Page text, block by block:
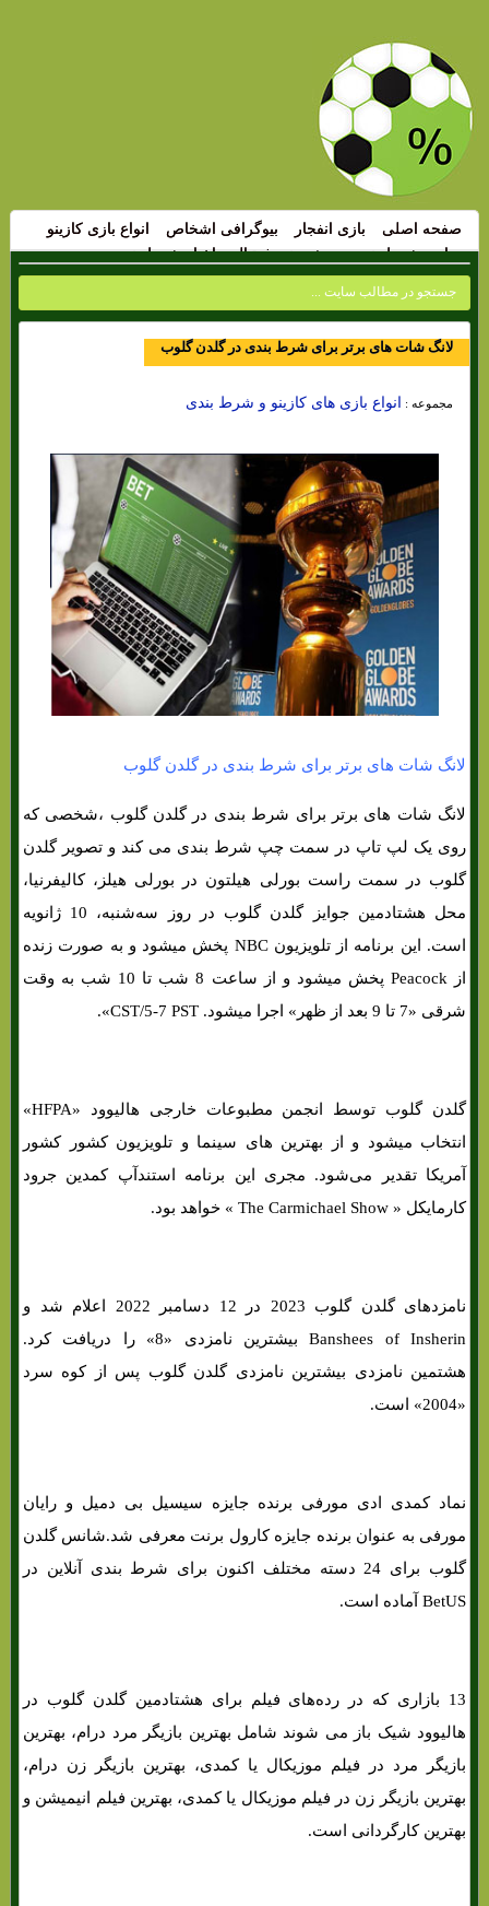
صفحه اصلی بازی انفجار بیوگرافی اشخاص
انواع بازی کازینو
سایت شرط بندی
پیش بینی فوتبال اخبار شرط بندی
لانگ شات های برتر برای شرط بندی در گلدن گلوب
مجموعه : انواع بازی های کازینو و شرط بندی
لانگ شات های برتر برای شرط بندی در گلدن گلوب
لانگ شات های برتر برای شرط بندی در گلدن گلوب ،شخصی که
روی یک لپ تاپ در سمت چپ شرط بندی می کند و تصویر گلدن
گلوب در سمت راست بورلی هیلتون در بورلی هیلز، کالیفرنیا،
محل هشتادمین جوایز گلدن گلوب در روز سه‌شنبه، 10 ژانویه
است. این برنامه از تلویزیون NBC پخش میشود و به صورت زنده
از Peacock پخش میشود و از ساعت 8 شب تا 10 شب به وقت
شرقی «7 تا 9 بعد از ظهر» اجرا میشود. CST/5-7 PST».
گلدن گلوب توسط انجمن مطبوعات خارجی هالیوود «HFPA»
انتخاب میشود و از بهترین های‌ سینما و تلویزیون کشور کشور
آمریکا تقدیر می‌شود. مجری این برنامه استندآپ کمدین جرود
کارمایکل « The Carmichael Show » خواهد بود.
نامزدهای گلدن گلوب 2023 در 12 دسامبر 2022 اعلام شد و
Banshees of Insherin بیشترین نامزدی «8» را دریافت کرد.
هشتمین نامزدی بیشترین نامزدی گلدن گلوب پس از کوه سرد
«2004» است.
نماد کمدی ادی مورفی برنده جایزه سیسیل بی دمیل و رایان
مورفی به عنوان برنده جایزه کارول برنت معرفی شد.شانس گلدن
گلوب برای 24 دسته مختلف اکنون برای شرط بندی آنلاین در
BetUS آماده است.
13 بازاری که در رده‌های‌ فیلم برای هشتادمین گلدن گلوب در
هالیوود شیک باز می شوند شامل بهترین بازیگر مرد درام، بهترین
بازیگر مرد در فیلم موزیکال یا کمدی، بهترین بازیگر زن درام،
بهترین بازیگر زن در فیلم موزیکال یا کمدی، بهترین فیلم انیمیشن و
بهترین کارگردانی است.